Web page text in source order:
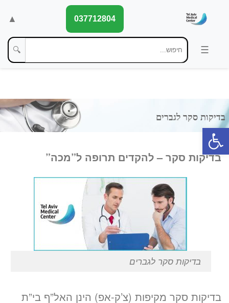
פתח סרגל נגישות
▲ 037712804
🔍
בדיקות סקר – להקדים תרופה ל”מכה”
בדיקות סקר לגברים
בדיקות סקר מקיפות (צ’ק-אפ) הינן האל”ף בי”ת